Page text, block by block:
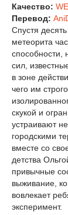
Качество:
Перевод:
Спустя
метеорита
способности,
сил,
в зоне
чего им
скукой и
устраивают
городскими
вместе со
детства
привычные
выживание,
вовлекает
эксперимент.